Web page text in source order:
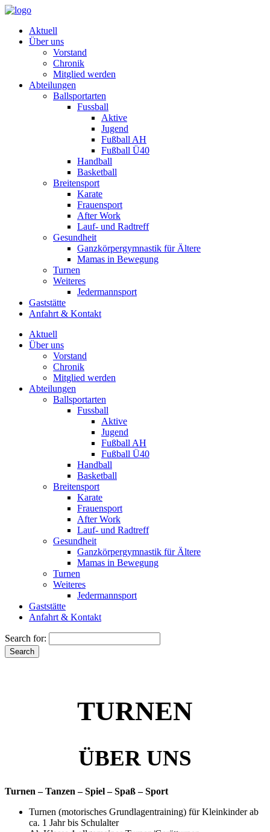
Aktuell
Über uns
Vorstand
Chronik
Mitglied werden
Abteilungen
Ballsportarten
Fussball
Aktive
Jugend
Fußball AH
Fußball Ü40
Handball
Basketball
Breitensport
Karate
Frauensport
After Work
Lauf- und Radtreff
Gesundheit
Ganzkörpergymnastik für Ältere
Mamas in Bewegung
Turnen
Weiteres
Jedermannsport
Gaststätte
Anfahrt & Kontakt
Aktuell
Über uns
Vorstand
Chronik
Mitglied werden
Abteilungen
Ballsportarten
Fussball
Aktive
Jugend
Fußball AH
Fußball Ü40
Handball
Basketball
Breitensport
Karate
Frauensport
After Work
Lauf- und Radtreff
Gesundheit
Ganzkörpergymnastik für Ältere
Mamas in Bewegung
Turnen
Weiteres
Jedermannsport
Gaststätte
Anfahrt & Kontakt
Search for:
TURNEN
ÜBER UNS
Turnen – Tanzen – Spiel – Spaß – Sport
Turnen (motorisches Grundlagentraining) für Kleinkinder ab
ca. 1 Jahr bis Schulalter